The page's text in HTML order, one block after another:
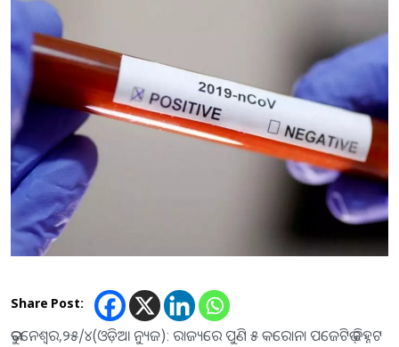
Share Post:
ଭୁବନେଶ୍ୱର,୨୫/୪(ଓଡ଼ିଆ ନ୍ୟୁଜ): ରାଜ୍ୟରେ ପୁଣି ୫ କରୋନା ପଜେଟିଭ୍ ଚିହ୍ନଟ